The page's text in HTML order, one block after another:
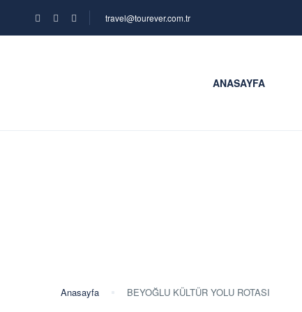
travel@tourever.com.tr
ANASAYFA
Anasayfa BEYOĞLU KÜLTÜR YOLU ROTASI